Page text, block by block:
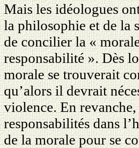
Mais les idéologues
la philosophie et de la
de concilier la «
responsabilité ». Dès
morale se trouverait
qu’alors il devrait
violence. En
responsabilités dans
de la morale pour se